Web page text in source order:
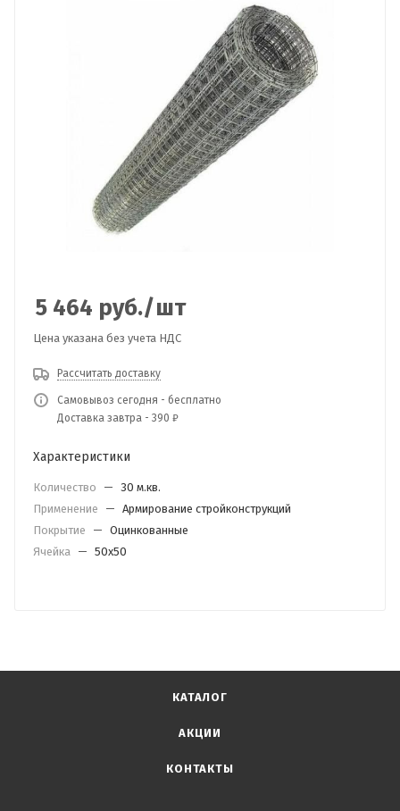
5 464 руб./шт
Цена указана без учета НДС
Рассчитать доставку
Самовывоз сегодня - бесплатно
Доставка завтра - 390 ₽
Характеристики
Количество — 30 м.кв.
Применение
— Армирование стройконструкций
Покрытие
— Оцинкованные
Ячейка — 50х50
КАТАЛОГ
АКЦИИ
КОНТАКТЫ